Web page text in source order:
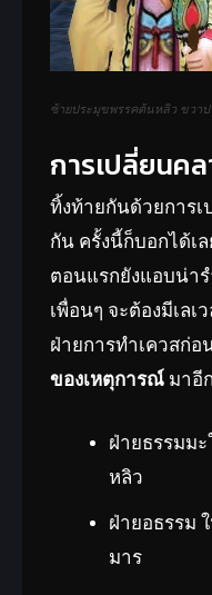
ซ้ายประมุขพรรคต้นหลิว ขวา
การเปลี่ยนค
ทิ้งท้ายกันด้วยการ
กัน ครั้งนี้ก็บอกได้
ตอนแรกยังแอบน่า
เพื่อนๆ จะต้องมีเลเ
ฝ่ายการทำเควสก่อ
ของเหตุการณ์ มาอี
ฝ่ายธรรมม
หลิว
ฝ่ายอธรรม
มาร